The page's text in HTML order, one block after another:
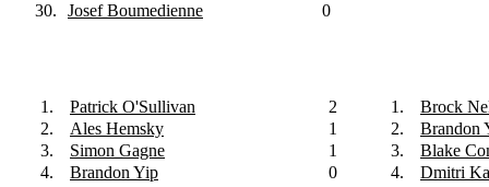
30.
Josef Boumedienne 0
1. Patrick O'Sullivan
2
2.
Ales Hemsky
1
3.
Simon Gagne
1
4.
Brandon Yip
0
1.
Brock
2.
Brandon
3.
Blake
4.
Dmitri